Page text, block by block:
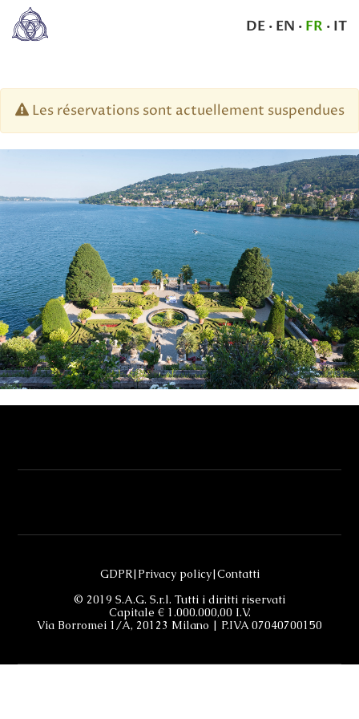
DE · EN · FR · IT
Les réservations sont actuellement suspendues
GDPR| Privacy policy|Contatti
© 2019 S.A.G. S.r.l. Tutti i diritti riservati
Capitale € 1.000.000,00 I.V.
Via Borromei 1/A, 20123 Milano | P.IVA 07040700150